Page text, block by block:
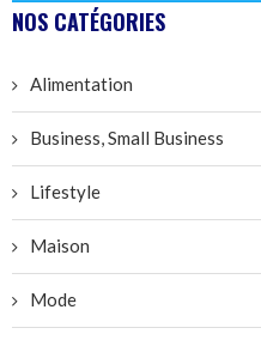
NOS CATÉGORIES
Alimentation
Business, Small Business
Lifestyle
Maison
Mode